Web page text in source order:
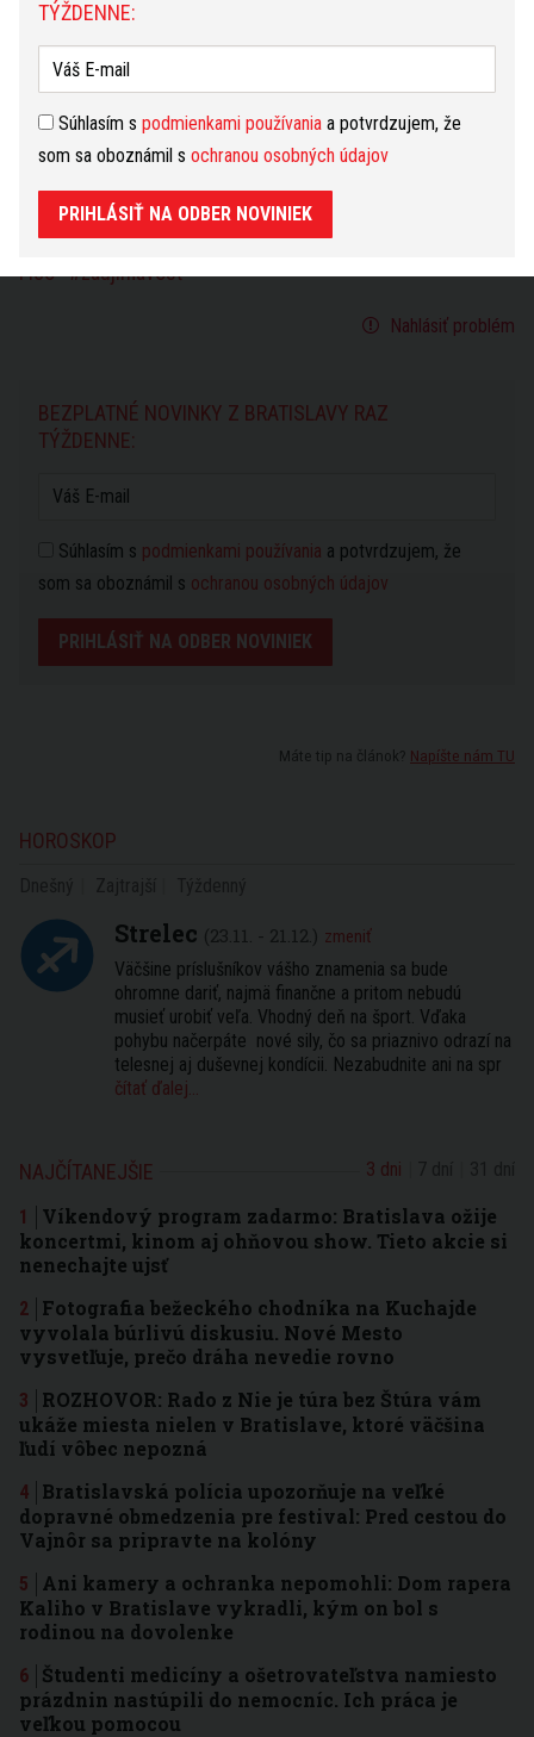
ZDIEĽAŤ
SLEDUJTE NÁS NA
VIAC K TÉME Gwyneth McMullen
Instagram
podujatia podujatia Bratislava
Fico
zaujímavosť
Nahlásiť problém
BEZPLATNÉ NOVINKY Z BRATISLAVY RAZ
TÝŽDENNE:
Súhlasím s podmienkami používania a potvrdzujem, že
som sa oboznámil s ochranou osobných údajov
PRIHLÁSIŤ NA ODBER NOVINIEK
Máte tip na článok? Napíšte nám TU
HOROSKOP
Strelec (23.11. - 21.12.) zmeniť
Väčšine príslušníkov vášho znamenia sa bude
ohromne dariť, najmä finančne a pritom nebudú
musieť urobiť veľa. Vhodný deň na šport. Vďaka
pohybu načerpáte nové sily, čo sa priaznivo odrazí na
telesnej aj duševnej kondícii. Nezabudnite ani na spr
čítať ďalej...
NAJČÍTANEJŠIE 3 dni
Víkendový program zadarmo: Bratislava ožije
koncertmi, kinom aj ohňovou show. Tieto akcie si
nenechajte ujsť
Fotografia bežeckého chodníka na Kuchajde
vyvolala búrlivú diskusiu. Nové Mesto
vysvetľuje, prečo dráha nevedie rovno
ROZHOVOR: Rado z Nie je túra bez Štúra vám
ukáže miesta nielen v Bratislave, ktoré väčšina
ľudí vôbec nepozná
Bratislavská polícia upozorňuje na veľké
dopravné obmedzenia pre festival: Pred cestou do
Vajnôr sa pripravte na kolóny
Ani kamery a ochranka nepomohli: Dom rapera
Kaliho v Bratislave vykradli, kým on bol s
rodinou na dovolenke
Študenti medicíny a ošetrovateľstva namiesto
prázdnin nastúpili do nemocníc. Ich práca je
veľkou pomocou
TÝŽDENNE:
Súhlasím s podmienkami používania a potvrdzujem, že
som sa oboznámil s ochranou osobných údajov
PRIHLÁSIŤ NA ODBER NOVINIEK